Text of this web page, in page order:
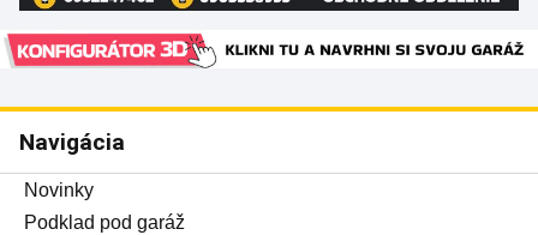
Navigácia
Novinky
Podklad pod garáž